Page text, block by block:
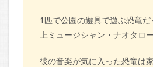
1匹で公園の遊具で遊ぶ恐竜
上ミュージシャン・ナオタロ
彼の音楽が気に入った恐竜は